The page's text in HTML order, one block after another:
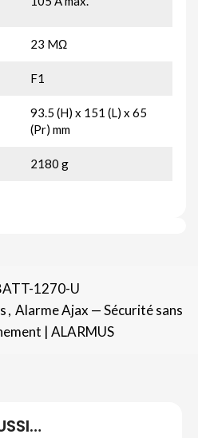
23 MΩ
F1
93.5 (H) x 151 (L) x 65
(Pr) mm
2180 g
1270-U
, Alarme Ajax — Sécurité sans
| ALARMUS